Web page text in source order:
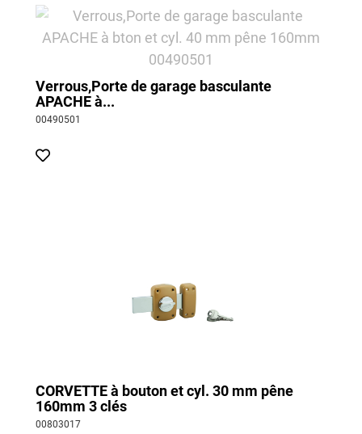
Verrous,Porte de garage basculante
APACHE à...
00490501
CORVETTE à bouton et cyl. 30 mm pêne
160mm 3 clés
00803017